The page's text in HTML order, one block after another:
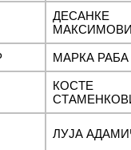
ДЕСАНКЕ
МАРКА РАБА
КОСТЕ
ЛУЈА